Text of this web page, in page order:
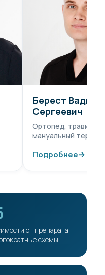
Берест Вадим
Сергеевич
Ортопед,
мануальный
Подробнее→
от препарата;
схемы